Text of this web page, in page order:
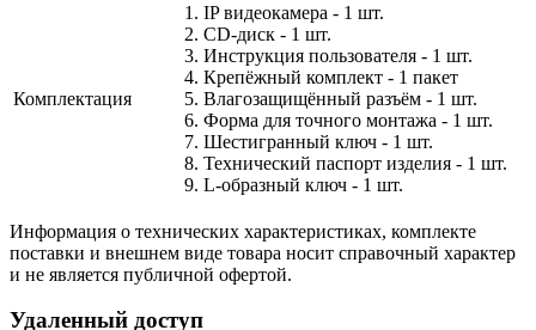
Комплектация
1. IP видеокамера - 1 шт.
2. СD-диск - 1 шт.
3. Инструкция пользователя - 1 шт.
4. Крепёжный комплект - 1 пакет
5. Влагозащищённый разъём - 1 шт.
6. Форма для точного монтажа - 1 шт.
7. Шестигранный ключ - 1 шт.
8. Технический паспорт изделия - 1 шт.
9. L-образный ключ - 1 шт.
Информация о технических характеристиках, комплекте
поставки и внешнем виде товара носит справочный характер
и не является публичной офертой.
Удаленный доступ